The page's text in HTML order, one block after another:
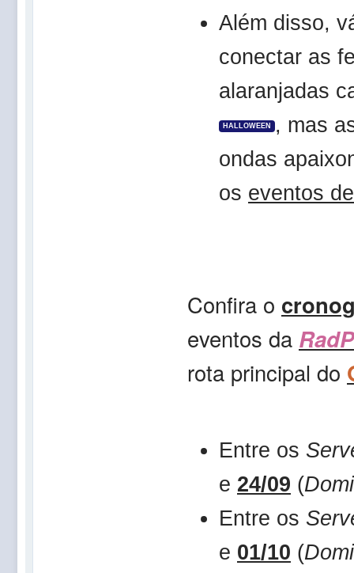
Além disso,
conectar as
alaranjadas
HALLOWEEN
, mas
ondas
os eventos
Confira o
eventos da
rota principal do
Entre os
e 24/09 (
Entre os
e 01/10 (